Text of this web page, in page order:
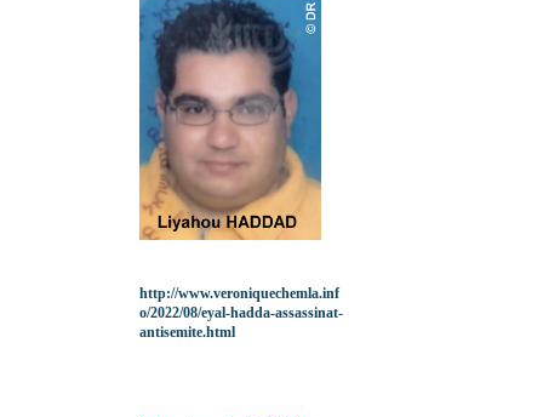
http://www.veroniquechemla.inf
o/2022/08/eyal-hadda-assassinat-
antisemite.html